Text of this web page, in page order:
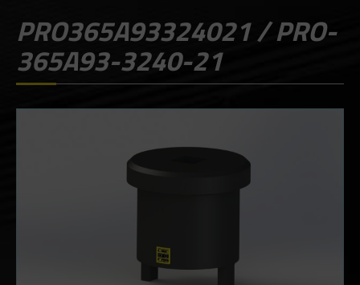
PRO365A93324021 / PRO-
365A93-3240-21